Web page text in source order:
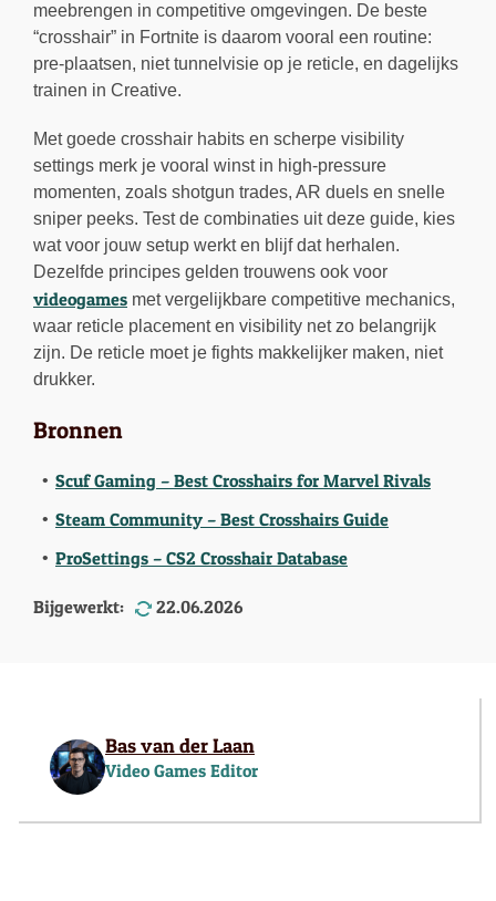
meebrengen in competitive omgevingen. De beste
“crosshair” in Fortnite is daarom vooral een routine:
pre-plaatsen, niet tunnelvisie op je reticle, en dagelijks
trainen in Creative.
Met goede crosshair habits en scherpe visibility
settings merk je vooral winst in high-pressure
momenten, zoals shotgun trades, AR duels en snelle
sniper peeks. Test de combinaties uit deze guide, kies
wat voor jouw setup werkt en blijf dat herhalen.
Dezelfde principes gelden trouwens ook voor
videogames met vergelijkbare competitive mechanics,
waar reticle placement en visibility net zo belangrijk
zijn. De reticle moet je fights makkelijker maken, niet
drukker.
Bronnen
Scuf Gaming – Best Crosshairs for Marvel Rivals
Steam Community – Best Crosshairs Guide
ProSettings – CS2 Crosshair Database
Bijgewerkt: 22.06.2026
Bas van der Laan
Video Games Editor